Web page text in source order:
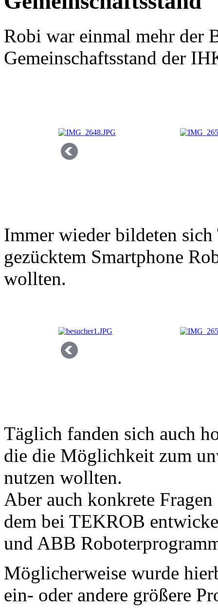
Robi war einmal mehr der
Gemeinschaftsstand der
Immer wieder bildeten
gezücktem Smartphone
wollten.
Täglich fanden sich auch
die die Möglichkeit zum
nutzen wollten.
Aber auch konkrete
dem bei TEKROB
und ABB
Möglicherweise wurde
ein- oder andere größere